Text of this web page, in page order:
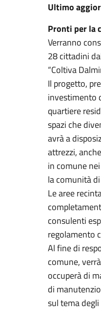
Ultimo
Pronti per la
Verranno
28 cittadini
“Coltiva
Il progetto,
investimento
quartiere
spazi che
avrà a
attrezzi,
in comune
la comunità
Le aree
consulenti
regolamento
Al fine di
comune,
occuperà di
di
sul tema